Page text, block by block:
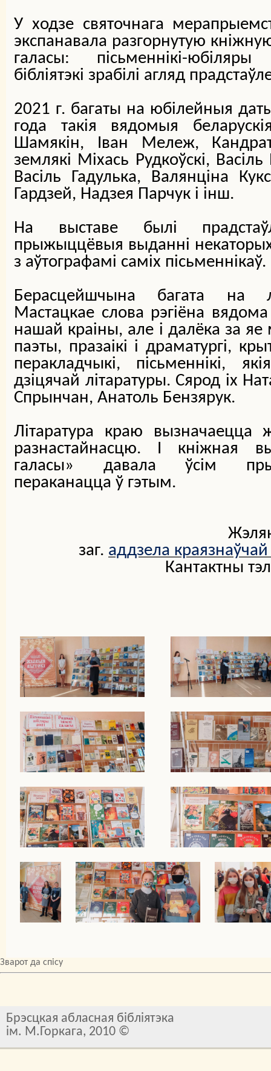
У ходзе святочнага
экспанавала разгорнутую
галасы: пісьменнікі-
бібліятэкі зрабілі агляд
2021 г. багаты на юбілейныя
года такія вядомыя
Шамякін, Іван Мележ, Кандрат
землякі Міхась Рудкоўскі,
Васіль Гадулька, Валянціна
Гардзей, Надзея Парчук і інш.
На выставе былі
прыжыццёвыя выданні некаторых
з аўтографамі саміх пісьменнікаў.
Берасцейшчына багата на
Мастацкае слова рэгіёна
нашай краіны, але і далёка за яе
паэты, празаікі і драматургі,
перакладчыкі, пісьменнікі,
дзіцячай літаратуры. Сярод іх
Спрынчан, Анатоль Бензярук.
Літаратура краю вызначаецца
разнастайнасцю. І кніжная
галасы» давала ўсім
пераканацца ў гэтым.
заг. аддзела краязнаўчай
Кантактны
Зварот да спісу
Брэсцкая абласная бібліятэка
ім. М.Горкага, 2010 ©